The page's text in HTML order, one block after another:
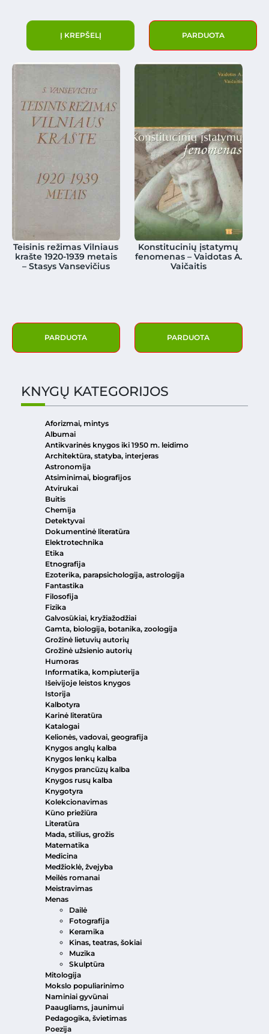
Į KREPŠELĮ PARDUOTA
Teisinis režimas Vilniaus
krašte 1920-1939 metais
– Stasys Vansevičius
PARDUOTA
Konstitucinių įstatymų
fenomenas – Vaidotas A.
Vaičaitis
PARDUOTA
KNYGŲ KATEGORIJOS
Aforizmai, mintys
Albumai
Antikvarinės knygos iki 1950 m. leidimo
Architektūra, statyba, interjeras
Astronomija
Atsiminimai, biografijos
Atvirukai
Buitis
Chemija
Detektyvai
Dokumentinė literatūra
Elektrotechnika
Etika
Etnografija
Ezoterika, parapsichologija, astrologija
Fantastika
Filosofija
Fizika
Galvosūkiai, kryžiažodžiai
Gamta, biologija, botanika, zoologija
Grožinė lietuvių autorių
Grožinė užsienio autorių
Humoras
Informatika, kompiuterija
Išeivijoje leistos knygos
Istorija
Kalbotyra
Karinė literatūra
Katalogai
Kelionės, vadovai, geografija
Knygos anglų kalba
Knygos lenkų kalba
Knygos prancūzų kalba
Knygos rusų kalba
Knygotyra
Kolekcionavimas
Kūno priežiūra
Literatūra
Mada, stilius, grožis
Matematika
Medicina
Medžioklė, žvejyba
Meilės romanai
Meistravimas
Menas
Dailė
Fotografija
Keramika
Kinas, teatras, šokiai
Muzika
Skulptūra
Mitologija
Mokslo populiarinimo
Naminiai gyvūnai
Paaugliams, jaunimui
Pedagogika, švietimas
Poezija